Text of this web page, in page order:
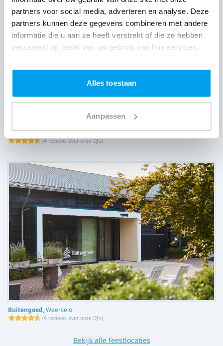
partners voor social media, adverteren en analyse. Deze
partners kunnen deze gegevens combineren met andere
informatie die u aan ze heeft verstrekt of die ze hebben
verzameld op basis van uw gebruik van hun services.
Alles toestaan
Aanpassen
Coopmanshuys,Almelo
(4 reviews over onze DJ's)
Buitengoed,Weerselo
(4 reviews over onze DJ's)
Bekijk alle feestlocaties